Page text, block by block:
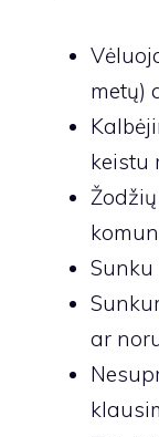
metų)
keistu
ar